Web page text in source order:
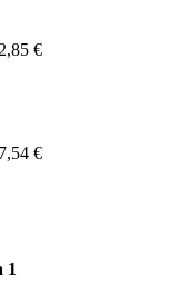
€
€
1